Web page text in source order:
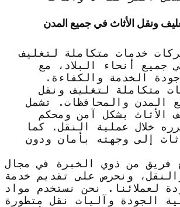
ونقل الأثاث في جميع المدن
خدمات متكاملة لتغليف
جميع أنحاء البلاد، مع
الخدمة والكفاءة.
متكاملة لتغليف ونقل
المدن والمحافظات. تشمل
الأثاث بشكل آمن ومحكم
خلال عملية النقل. كما
إلى وجهته بأمان ودون
فريق من ذوي الخبرة في مجال
ونحرص على تقديم خدمة
لعملائنا. نحن نستخدم مواد
الجودة وآليات نقل متطورة